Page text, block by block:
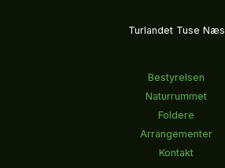
Turlandet Tuse Næs
Bestyrelsen
Naturrummet
Foldere
Arrangementer
Kontakt